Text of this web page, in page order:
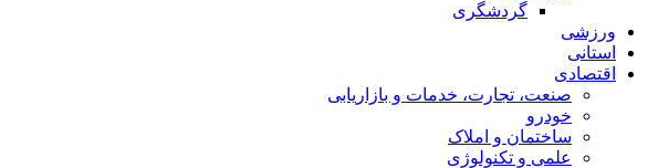
گردشگری
ورزشی
استانی
اقتصادی
صنعت، تجارت، خدمات و بازاریابی
خودرو
ساختمان و املاک
علمی و تکنولوژی